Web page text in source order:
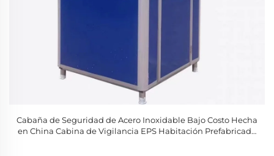
Cabaña de Seguridad de Acero Inoxidable Bajo Costo Hecha
en China Cabina de Vigilancia EPS Habitación Prefabricada